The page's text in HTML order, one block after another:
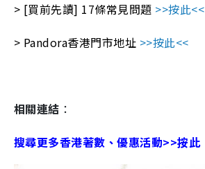
> [買前先讀] 17條常見問題 >>按此<<
> Pandora香港門市地址 >>按此<<
相關連結 ：
搜尋更多香港著數、優惠活動>>按此